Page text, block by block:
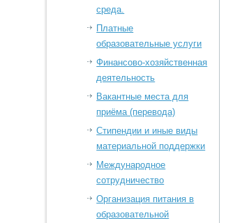
среда.
Платные
образовательные услуги
Финансово-хозяйственная
деятельность
Вакантные места для
приёма (перевода)
Стипендии и иные виды
материальной поддержки
Международное
сотрудничество
Организация питания в
образовательной